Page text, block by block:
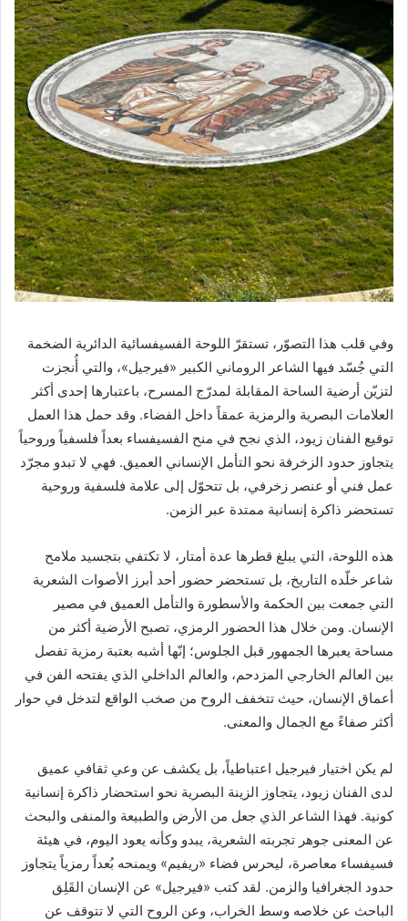
وفي قلب هذا التصوّر، تستقرّ اللوحة الفسيفسائية الدائرية الضخمة
التي جُسّد فيها الشاعر الروماني الكبير «فيرجيل»، والتي أُنجزت
لتزيّن أرضية الساحة المقابلة لمدرّج المسرح، باعتبارها إحدى أكثر
العلامات البصرية والرمزية عمقاً داخل الفضاء. وقد حمل هذا العمل
توقيع الفنان زيود، الذي نجح في منح الفسيفساء بعداً فلسفياً وروحياً
يتجاوز حدود الزخرفة نحو التأمل الإنساني العميق. فهي لا تبدو مجرّد
عمل فني أو عنصر زخرفي، بل تتحوّل إلى علامة فلسفية وروحية
تستحضر ذاكرة إنسانية ممتدة عبر الزمن.
هذه اللوحة، التي يبلغ قطرها عدة أمتار، لا تكتفي بتجسيد ملامح
شاعر خلّده التاريخ، بل تستحضر حضور أحد أبرز الأصوات الشعرية
التي جمعت بين الحكمة والأسطورة والتأمل العميق في مصير
الإنسان. ومن خلال هذا الحضور الرمزي، تصبح الأرضية أكثر من
مساحة يعبرها الجمهور قبل الجلوس؛ إنّها أشبه بعتبة رمزية تفصل
بين العالم الخارجي المزدحم، والعالم الداخلي الذي يفتحه الفن في
أعماق الإنسان، حيث تتخفف الروح من صخب الواقع لتدخل في حوار
أكثر صفاءً مع الجمال والمعنى.
لم يكن اختيار فيرجيل اعتباطياً، بل يكشف عن وعي ثقافي عميق
لدى الفنان زيود، يتجاوز الزينة البصرية نحو استحضار ذاكرة إنسانية
كونية. فهذا الشاعر الذي جعل من الأرض والطبيعة والمنفى والبحث
عن المعنى جوهر تجربته الشعرية، يبدو وكأنه يعود اليوم، في هيئة
فسيفساء معاصرة، ليحرس فضاء «ريفيم» ويمنحه بُعداً رمزياً يتجاوز
حدود الجغرافيا والزمن. لقد كتب «فيرجيل» عن الإنسان القَلِق
الباحث عن خلاصه وسط الخراب، وعن الروح التي لا تتوقف عن